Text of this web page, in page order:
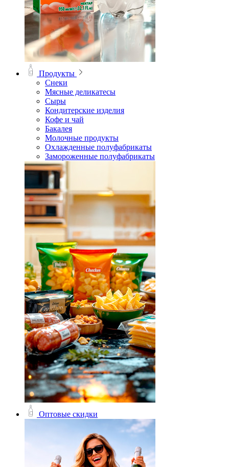
Продукты
Снеки
Мясные деликатесы
Сыры
Кондитерские изделия
Кофе и чай
Бакалея
Молочные продукты
Охлажденные полуфабрикаты
Замороженные полуфабрикаты
Оптовые скидки